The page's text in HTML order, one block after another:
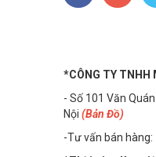
*CÔNG TY TNHH
- Số 101 Văn
Nội (Bản Đồ)
-Tư vấn bán hàng: